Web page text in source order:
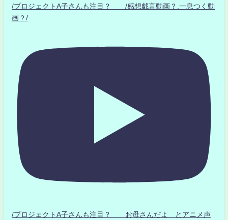
/プロジェクトA子さんも注目？ /感想戯言動画？.一息つく動
画？/
/プロジェクトA子さんも注目？ お母さんだよ とアニメ声